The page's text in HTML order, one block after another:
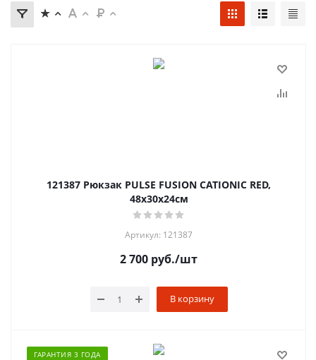
121387 Рюкзак PULSE FUSION CATIONIC RED,
48х30х24см
Артикул: 121387
2 700 руб./шт
В корзину
ГАРАНТИЯ 3 ГОДА